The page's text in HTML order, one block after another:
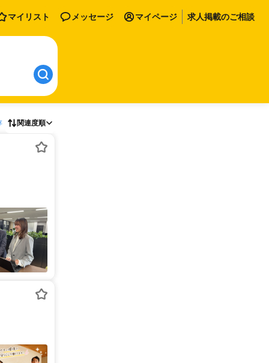
マイリスト メッセージ マイページ 求人掲載のご相談
関連度順